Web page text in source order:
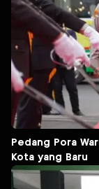
Pedang Pora
Kota yang Baru